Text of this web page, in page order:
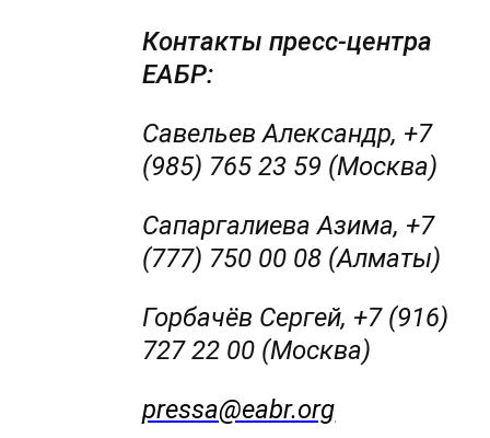
Контакты пресс-центра
ЕАБР:
Савельев Александр, +7
(985) 765 23 59 (Москва)
Сапаргалиева Азима, +7
(777) 750 00 08 (Алматы)
Горбачёв Сергей, +7 (916)
727 22 00 (Москва)
pressa@eabr.org